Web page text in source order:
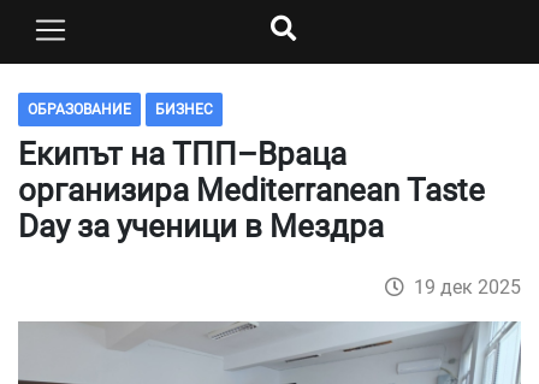
ОБРАЗОВАНИЕ БИЗНЕС
Екипът на ТПП–Враца
организира Mediterranean Taste
Day за ученици в Мездра
19 дек 2025